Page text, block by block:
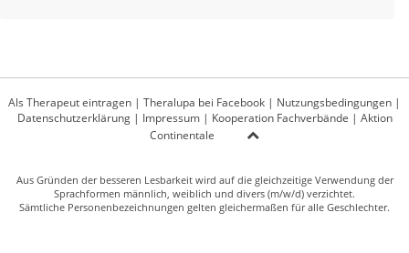
Als Therapeut eintragen | Theralupa bei Facebook | Nutzungsbedingungen |
Datenschutzerklärung| Impressum| Kooperation Fachverbände | Aktion
Continentale
Aus Gründen der besseren Lesbarkeit wird auf die gleichzeitige Verwendung der
Sprachformen männlich, weiblich und divers (m/w/d) verzichtet.
Sämtliche Personenbezeichnungen gelten gleichermaßen für alle Geschlechter.